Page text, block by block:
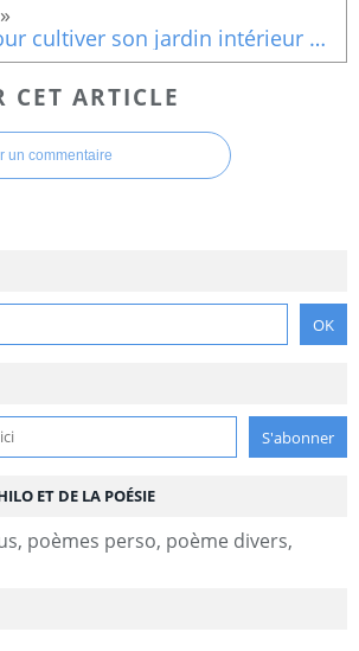
Métaphores pour cultiver son jardin intérieur Cicatriser son cœur : La voie royale du pardon.
CET ARTICLE
un commentaire
ET DE LA POÉSIE
poèmes perso, poème divers,